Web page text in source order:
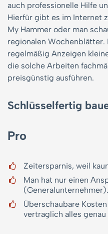
auch professionelle Hilfe
Hierfür gibt es im Internet
My Hammer oder man
regionalen Wochenblätter.
regelmäßig Anzeigen
die solche Arbeiten
preisgünstig ausführen.
Schlüsselfertig
Pro
Zeitersparnis, weil
Man hat nur einen
(Generalunternehmer).
Überschaubare
vertraglich alles